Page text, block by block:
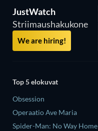
JustWatch
Striimaushakukone
We are hiring!
Top 5 elokuvat
Obsession
Operaatio Ave Maria
Spider-Man: No Way Home